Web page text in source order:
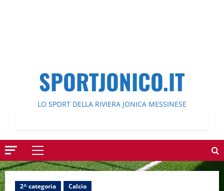
SPORTJONICO.IT
LO SPORT DELLA RIVIERA JONICA MESSINESE
Menu
principale
2^ categoria Calcio